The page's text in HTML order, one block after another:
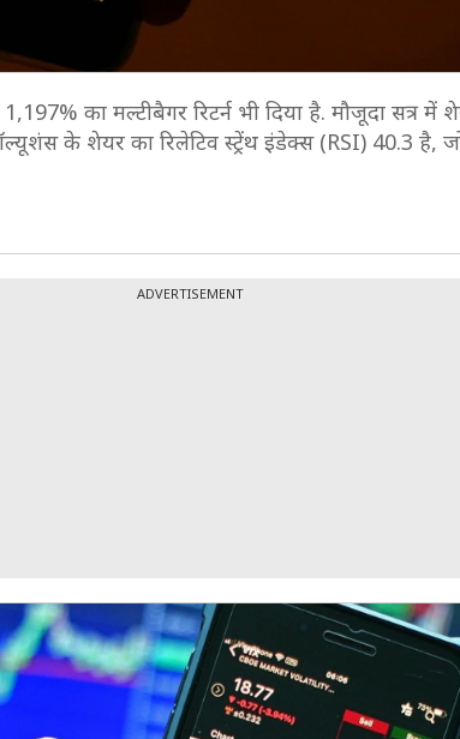
का मल्टीबैगर रिटर्न भी दिया है. मौजूदा
के शेयर का रिलेटिव स्ट्रेंथ इंडेक्स (RSI) 40.3 है,
ADVERTISEMENT